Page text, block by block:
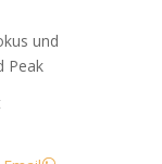
und
Peak